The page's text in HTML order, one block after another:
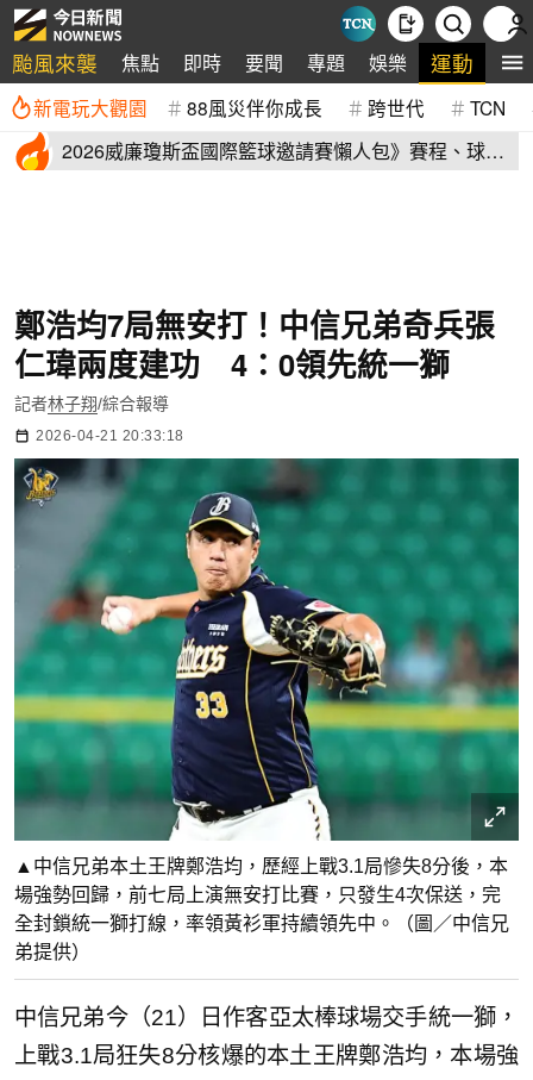
颱風來襲 焦點 即時 要聞 專題 娛樂 運動 全
新電玩大觀園 88風災伴你成長 跨世代 TCN
2026威廉瓊斯盃國際籃球邀請賽懶人包》賽程、球員
鄭浩均7局無安打！中信兄弟奇兵張
仁瑋兩度建功 4：0領先統一獅
記者林子翔/綜合報導
2026-04-21 20:33:18
▲中信兄弟本土王牌鄭浩均，歷經上戰3.1局慘失8分後，本
場強勢回歸，前七局上演無安打比賽，只發生4次保送，完
全封鎖統一獅打線，率領黃衫軍持續領先中。（圖／中信兄
弟提供）
中信兄弟今（21）日作客亞太棒球場交手統一獅，
上戰3.1局狂失8分核爆的本土王牌鄭浩均，本場強